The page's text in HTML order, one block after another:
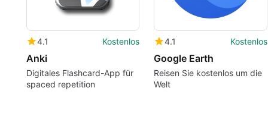
4.1 Kostenlos
Anki
Digitales Flashcard-App für
spaced repetition
4.1 Kostenlos
Google Earth
Reisen Sie kostenlos um die
Welt